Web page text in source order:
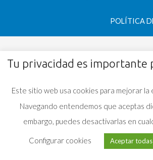
POLÍTICA
Tu privacidad es importante
Este sitio web usa cookies para mejorar la
Navegando entendemos que aceptas
embargo, puedes desactivarlas en
Configurar cookies Aceptar todas